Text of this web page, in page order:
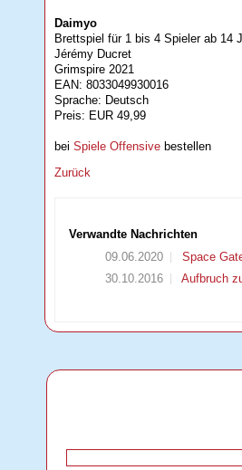
Daimyo
Brettspiel für 1 bis 4 Spieler ab 14
Jérémy Ducret
Grimspire 2021
EAN: 8033049930016
Sprache: Deutsch
Preis: EUR 49,99
beiSpiele Offensive bestellen
Zurück
Verwandte Nachrichten
09.06.2020
Space
30.10.2016
Aufbruch